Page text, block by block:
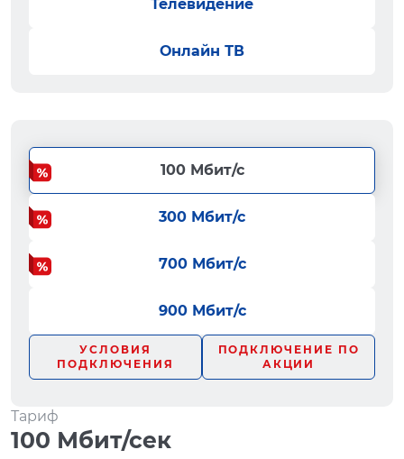
Телевидение
Онлайн ТВ
100 Мбит/с
300 Мбит/с
700 Мбит/с
900 Мбит/с
УСЛОВИЯ
ПОДКЛЮЧЕНИЯ
ПОДКЛЮЧЕНИЕ ПО
АКЦИИ
Тариф
100 Мбит/сек